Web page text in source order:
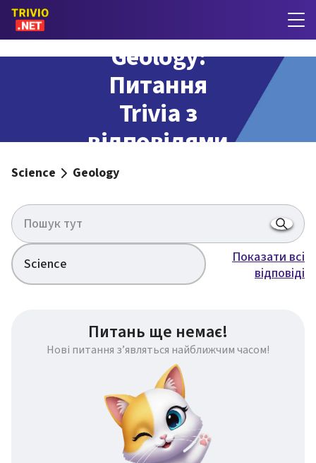
Geology:
Питання
Trivia з
відповідями
Science Geology
Science
Показати всі
відповіді
Питань ще немає!
Нові питання з’являться найближчим часом!